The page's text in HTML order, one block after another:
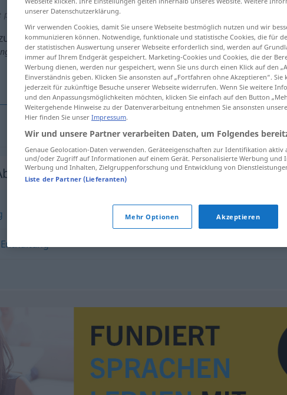
anklicken/antippen)
Abstinenz
Enthaltung
unserer Datenschutzerklärung.
Wir verwenden Cookies, damit Sie unsere Webseite bestmöglich nutzen und wir
kommunizieren können. Notwendige, funktionale und statistische Cookies, die für
der statistischen Auswertung unserer Webseite erforderlich sind, werden auf
immer auf Ihrem Endgerät gespeichert. Marketing-Cookies und Cookies, die der
Werbung dienen, werden nur gespeichert, wenn Sie uns durch einen Klick auf den
Einverständnis geben. Klicken Sie ansonsten auf „Fortfahren ohne Akzeptieren“.
jederzeit für zukünftige Besuche unserer Webseite widerrufen. Wenn Sie weitere
und den Anpassungsmöglichkeiten möchten, klicken Sie einfach auf den Button
Weitergehende Hinweise zu der Datenverarbeitung entnehmen Sie ansonsten
Hier finden Sie unser Impressum.
Wir und unsere Partner verarbeiten Daten, um Folgendes
Genaue Geolocation-Daten verwenden. Geräteeigenschaften zur Identifikation aktiv
und/oder Zugriff auf Informationen auf einem Gerät. Personalisierte Werbung und
Werbung und Inhalten, Zielgruppenforschung und Entwicklung von
Liste der Partner (Lieferanten)
Mehr Optionen Akzeptieren